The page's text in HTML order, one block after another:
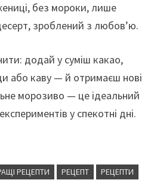
без мороки, лише
зроблений з любов’ю.
додай у суміш какао,
або каву — й отримаєш нові
морозиво — це ідеальний
у спекотні дні.
РЕЦЕПТИ РЕЦЕПТ
РЕЦЕПТИ